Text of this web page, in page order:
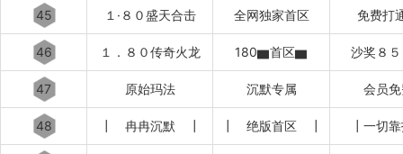
45 １·８０盛天合击 全网独家首区 免费打
46 １．８０传奇火龙 180▆首区▆ 沙奖８
47 原始玛法 沉默专属 会员
48 ┃ 冉冉沉默 ┃ ┃ 绝版首区 ┃ ┃一切